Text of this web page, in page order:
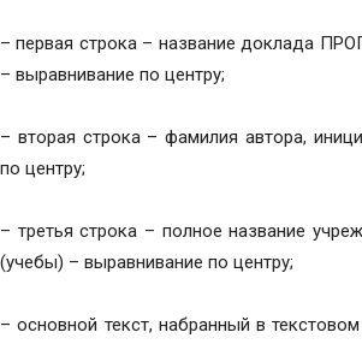
– первая строка – название доклада
– выравнивание по центру;
– вторая строка – фамилия автора,
по центру;
– третья строка – полное название
(учебы) – выравнивание по центру;
– основной текст, набранный в